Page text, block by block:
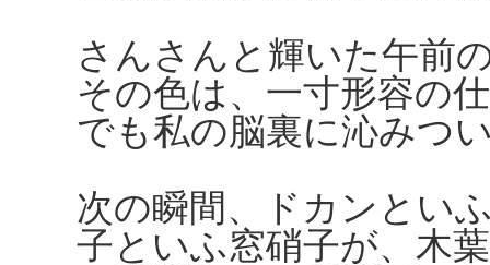
さんさんと輝いた午前
その色は、一寸形容の
でも私の脳裏に沁みつ
次の瞬間、ドカンとい
子といふ窓硝子が、木